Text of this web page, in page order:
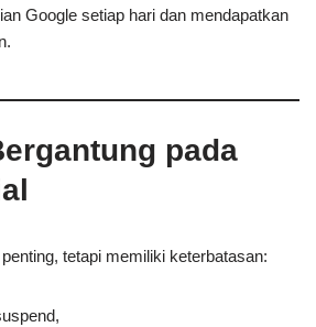
Google setiap hari dan mendapatkan
pada
tetapi memiliki keterbatasan: